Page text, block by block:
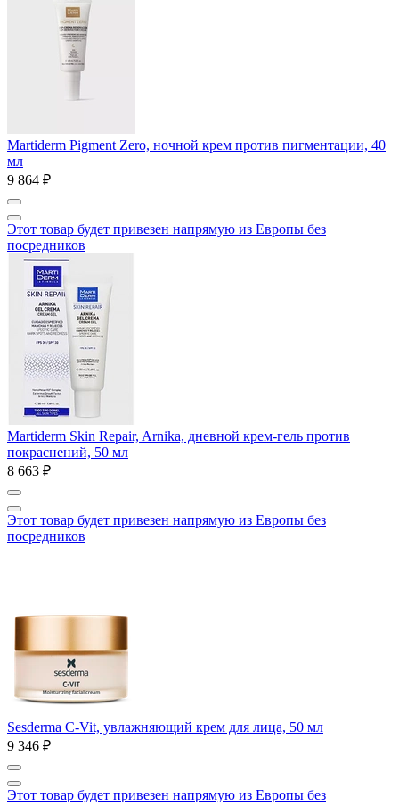
Martiderm Pigment Zero, ночной крем против пигментации, 40
мл
9 864 ₽
Этот товар будет привезен напрямую из Европы без
посредников
Martiderm Skin Repair, Arnika, дневной крем-гель против
покраснений, 50 мл
8 663 ₽
Этот товар будет привезен напрямую из Европы без
посредников
Sesderma C-Vit, увлажняющий крем для лица, 50 мл
9 346 ₽
Этот товар будет привезен напрямую из Европы без